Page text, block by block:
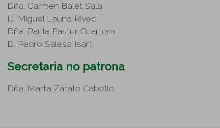
Dña. Carmen Balet Sala
D. Miguel Launa Rived
Dña. Paula Pastur Cuartero
D. Pedro Salesa Isart
Secretaria no patrona
Dña. Marta Zárate Cabello